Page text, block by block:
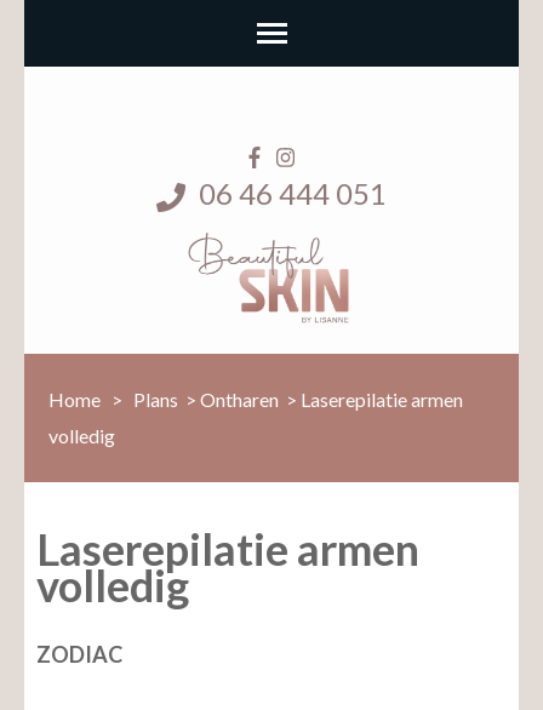
06 46 444 051
Home > Plans > Ontharen > Laserepilatie armen
volledig
Laserepilatie armen
volledig
ZODIAC